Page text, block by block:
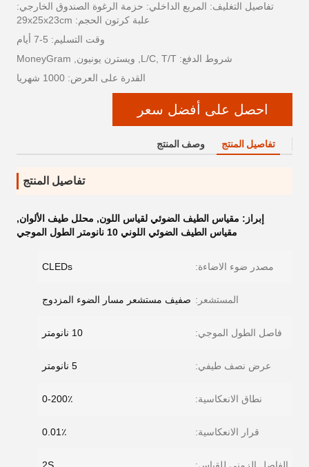
تفاصيل التغليف: المربع الداخلي: حزمة الرغوة الصندوق الخارجي:
علبة كرتون الحجم: 29x25x23cm
وقت التسليم: 5-7 أيام
شروط الدفع: L/C, T/T, ويسترن يونيون, MoneyGram
القدرة على العرض: 1000 شهريا
احصل على أفضل سعر
تفاصيل المنتج وصف المنتج
تفاصيل المنتج
إبراز: مقياس الطيف الضوئي لقياس اللون, محلل طيف الألوان,
مقياس الطيف الضوئي اللوني 10 نانومتر الطول الموجي
مصدر ضوء الاضاءة: CLEDs
المستشعر: صفيف مستشعر مسار الضوء المزدوج
فاصل الطول الموجي: 10 نانومتر
عرض نصف طيفي: 5 نانومتر
نطاق الانعكاسية: 0-200٪
قرار الانعكاسية: 0.01٪